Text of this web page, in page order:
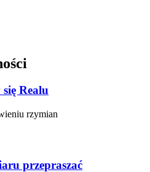
Realu
rzymian
przepraszać